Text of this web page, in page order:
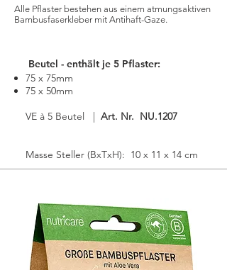
Alle Pflaster bestehen aus einem atmungsaktiven
Bambusfaserkleber mit Antihaft-Gaze.
Beutel - enthält je 5 Pflaster:
75 x 75mm
75 x 50mm
VE à 5 Beutel | Art. Nr. NU.1207
Masse Steller (BxTxH): 10 x 11 x 14 cm